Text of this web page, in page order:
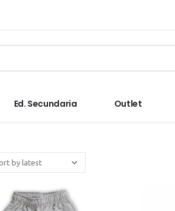
Ed. Secundaria Outlet